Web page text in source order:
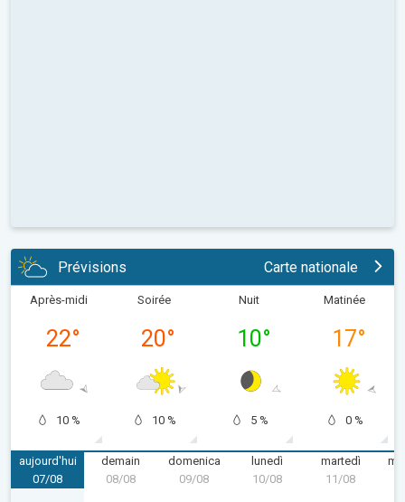
Prévisions Carte nationale
Après-midi
22°
10 %
Soirée
20°
10 %
Nuit
10°
5 %
Matinée
17°
0 %
aujourd'hui
venerdì 07/08
07/08
demain
08/08
domenica
domenica 09/08
09/08
lunedì
10/08
martedì
11/08